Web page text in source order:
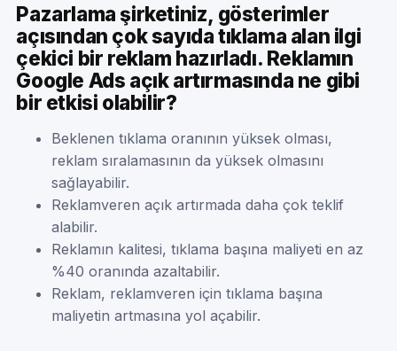
Pazarlama şirketiniz, gösterimler
açısından çok sayıda tıklama alan ilgi
çekici bir reklam hazırladı. Reklamın
Google Ads açık artırmasında ne gibi
bir etkisi olabilir?
Beklenen tıklama oranının yüksek olması,
reklam sıralamasının da yüksek olmasını
sağlayabilir.
Reklamveren açık artırmada daha çok teklif
alabilir.
Reklamın kalitesi, tıklama başına maliyeti en az
%40 oranında azaltabilir.
Reklam, reklamveren için tıklama başına
maliyetin artmasına yol açabilir.